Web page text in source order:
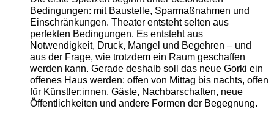
Bedingungen: mit Baustelle, Sparmaßnahmen und
Einschränkungen. Theater entsteht selten aus
perfekten Bedingungen. Es entsteht aus
Notwendigkeit, Druck, Mangel und Begehren – und
aus der Frage, wie trotzdem ein Raum geschaffen
werden kann. Gerade deshalb soll das neue Gorki ein
offenes Haus werden: offen von Mittag bis nachts, offen
für Künstler:innen, Gäste, Nachbarschaften, neue
Öffentlichkeiten und andere Formen der Begegnung.